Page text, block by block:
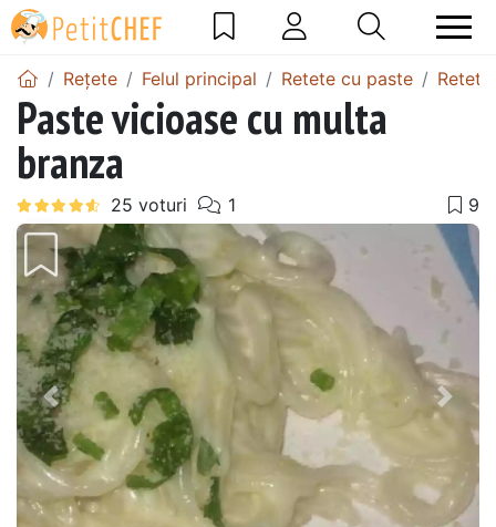
Rețete Felul principal Retete cu paste
Paste vicioase cu multa
branza
Precedentul